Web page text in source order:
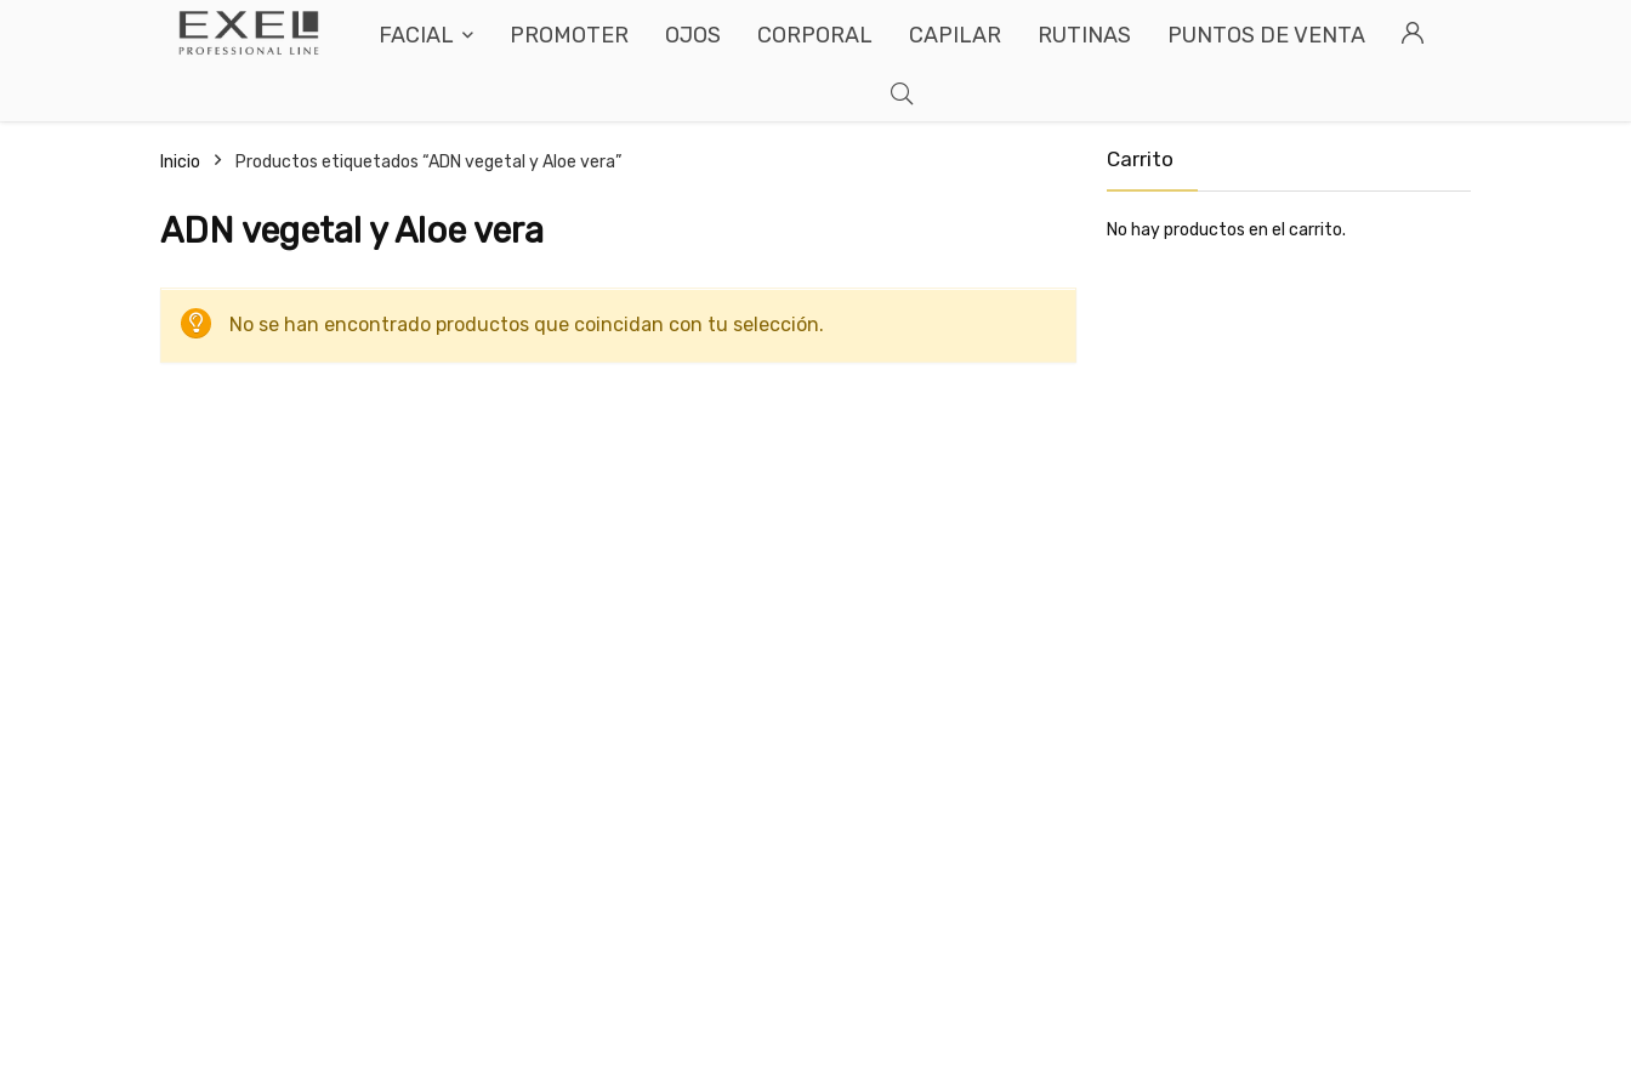
FACIAL PROMOTER OJOS CORPORAL CAPILAR RUTINAS PUNTOS DE VENTA
Inicio Productos etiquetados “ADN vegetal y Aloe vera”
ADN vegetal y Aloe vera
No se han encontrado productos que coincidan con tu selección.
Carrito
No hay productos en el carrito.